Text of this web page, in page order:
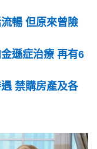
暢 但原來曾險
遜症治療 再有6
禁購房產及各